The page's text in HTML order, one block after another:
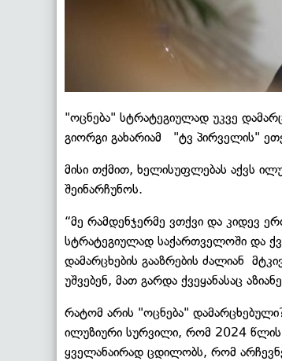
"ოცნება" სტრატეგიულად უკვე
გიორგი გახარიამ "ტვ პირველის"
მისი თქმით, ხელისუფლებას აქვს
შეინარჩუნოს.
“მე რამდენჯერმე ვთქვი და კიდევ
სტრატეგიულად საქართველოში და
დამარცხების გააზრების ძალიან
უშვებენ, მათ გარდა ქვეყანასაც
რატომ არის "ოცნება"
ილუზიური სურვილი, რომ 2024 წლის
ყველანაირად ცდილობს, რომ